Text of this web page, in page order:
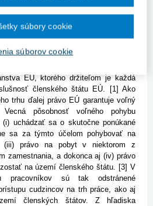
právom sociálneho zabezpečenia.
v rámci Európskej únie
dimenzií výrazne zasahuje úprava
EÚ, ktorého držiteľom je každá
členského štátu EÚ. [1] Ako
trhu ďalej právo EÚ garantuje voľný
pôsobnosť voľného pohybu
(i) uchádzať sa o skutočne ponúkané
sa za týmto účelom pohybovať na
(iii) právo na pobyt v niektorom z
zamestnania, a dokonca aj (iv) právo
na území členského štátu. [3] V
pracovníkov sú tak odstránené
cudzincov na trh práce, ako aj
členských štátov. Z hľadiska
súborov cookie
súbory cookie